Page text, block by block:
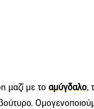
μαζί με το αμύγδαλο,